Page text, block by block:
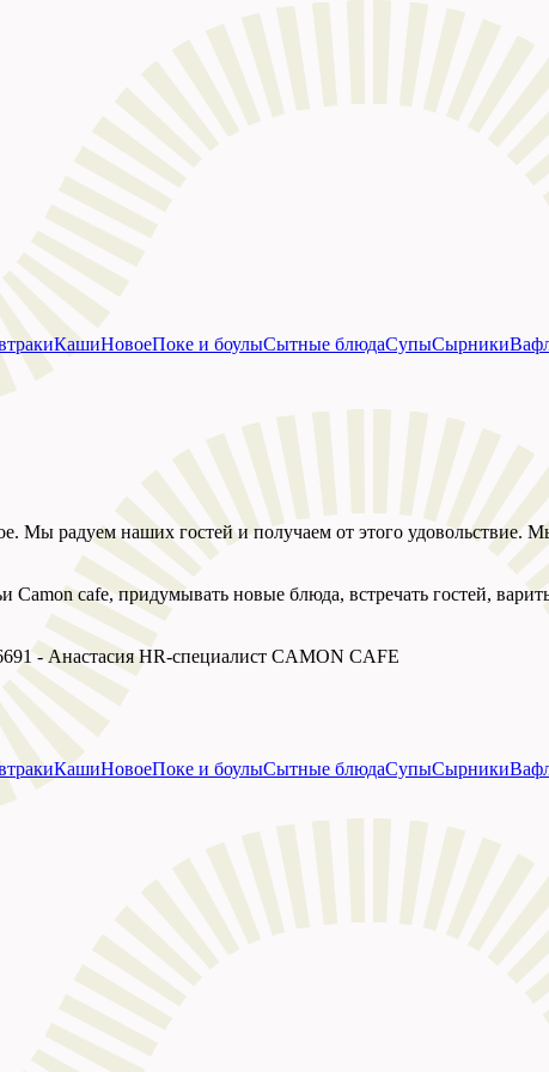
КашиНовоеПоке и боулыСытные блюдаСупыСырники
Мы радуем наших гостей и получаем от этого удовольствие.
cafe, придумывать новые блюда, встречать гостей,
- Анастасия HR-специалист CAMON CAFE
КашиНовоеПоке и боулыСытные блюдаСупыСырники